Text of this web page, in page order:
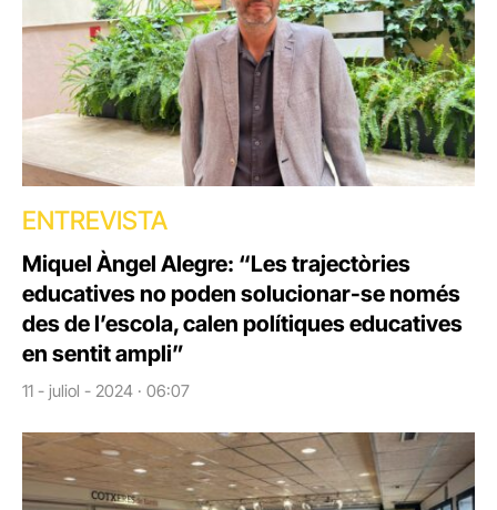
ENTREVISTA
Miquel Àngel Alegre: “Les trajectòries
educatives no poden solucionar-se només
des de l’escola, calen polítiques educatives
en sentit ampli”
11 - juliol - 2024 · 06:07